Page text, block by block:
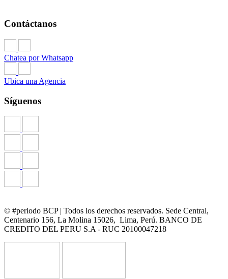
Contáctanos
Chatea por Whatsapp
Ubica una Agencia
Síguenos
© #periodo BCP | Todos los derechos reservados. Sede Central,
Centenario 156, La Molina 15026, Lima, Perú. BANCO DE
CREDITO DEL PERU S.A - RUC 20100047218